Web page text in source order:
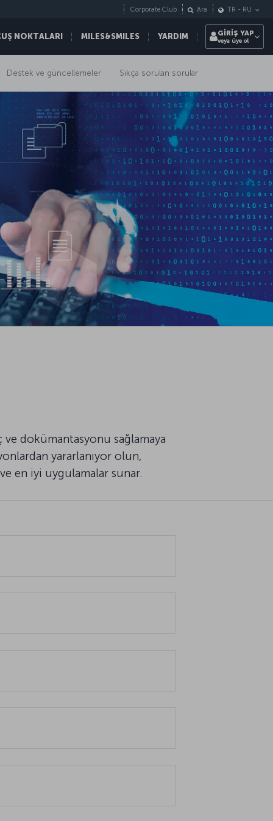
NOKTALARI MILES&SMILES YARDIM
Corporate Club Ara TR - RU
GİRİŞ YAP
veya üye ol
Destek ve güncellemeler Sıkça sorulan sorular
dokümantasyonu sağlamaya
yararlanıyor olun,
en iyi uygulamalar sunar.